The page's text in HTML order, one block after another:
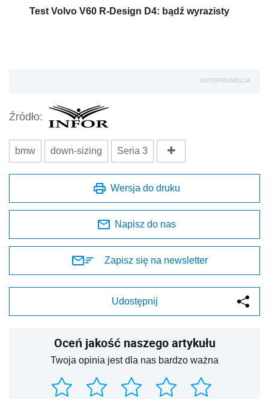
Test Volvo V60 R-Design D4: bądź wyrazisty
AUTOPROMOCJA
Źródło:
bmw down-sizing Seria 3
Wersja do druku
Napisz do nas
Zapisz się na newsletter
Udostępnij
Oceń jakość naszego artykułu
Twoja opinia jest dla nas bardzo ważna